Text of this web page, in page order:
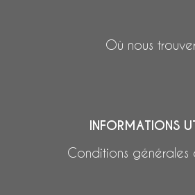
Où nous
INFORMATIONS
Conditions générales